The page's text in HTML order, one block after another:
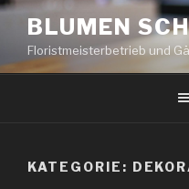
Zum
Inhalt
springen
BLUMEN
Floristmeisterbetrieb und
KATEGORIE: